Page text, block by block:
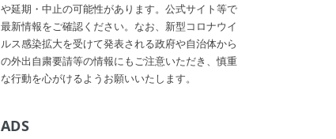
や延期・中止の可能性があります。公式サイト等で
最新情報をご確認ください。なお、新型コロナウイ
ルス感染拡大を受けて発表される政府や自治体から
の外出自粛要請等の情報にもご注意いただき、慎重
な行動を心がけるようお願いいたします。
ADS